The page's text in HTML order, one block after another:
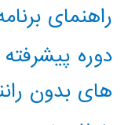
راهنمای
دوره
های بدون